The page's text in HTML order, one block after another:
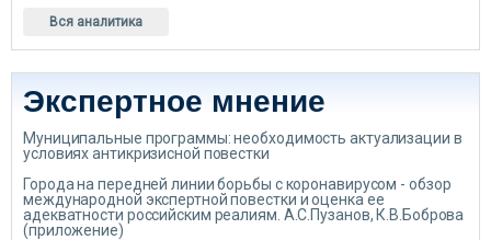
Вся аналитика
Экспертное мнение
Муниципальные программы: необходимость актуализации в
условиях антикризисной повестки
Города на передней линии борьбы с коронавирусом - обзор
международной экспертной повестки и оценка ее
адекватности российским реалиям. А.С.Пузанов, К.В.Боброва
(приложение)